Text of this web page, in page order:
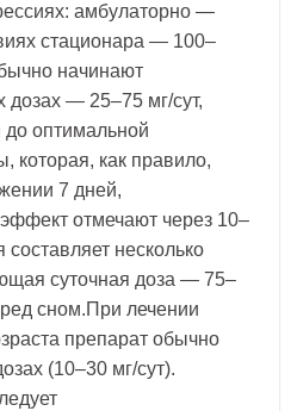
амбулаторно —
стационара — 100–
начинают
дозах — 25–75 мг/сут,
оптимальной
которая, как правило,
7 дней,
отмечают через 10–
несколько
суточная доза — 75–
сном.При лечении
препарат обычно
(10–30 мг/сут).